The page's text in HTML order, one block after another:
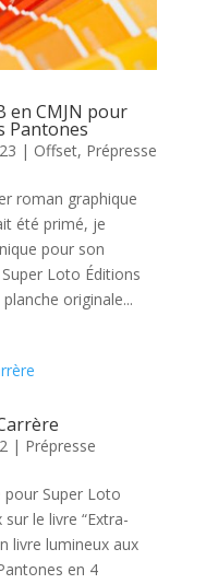
en CMJN pour
Pantones
| Offset, Prépresse
roman graphique
été primé, je
pour son
Loto Éditions
originale...
| Prépresse
pour Super Loto
le livre “Extra-
livre lumineux aux
en 4